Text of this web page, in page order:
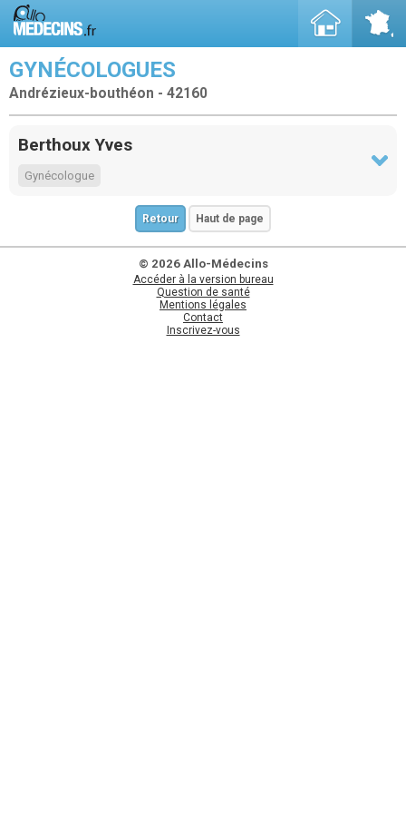
GYNÉCOLOGUES
Andrézieux-bouthéon - 42160
Berthoux Yves
Gynécologue
Retour Haut de page
© 2026 Allo-Médecins
Accéder à la version bureau
Question de santé
Mentions légales
Contact
Inscrivez-vous